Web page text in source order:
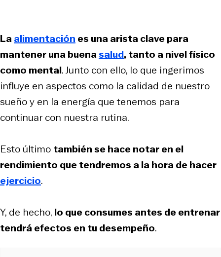
Laalimentación es una arista clave para
mantener una buenasalud, tanto a nivel físico
como mental. Junto con ello, lo que ingerimos
influye en aspectos como la calidad de nuestro
sueño y en la energía que tenemos para
continuar con nuestra rutina.
Esto último también se hace notar en el
rendimiento que tendremos a la hora de hacer
ejercicio.
Y, de hecho, lo que consumes antes de entrenar
tendrá efectos en tu desempeño.